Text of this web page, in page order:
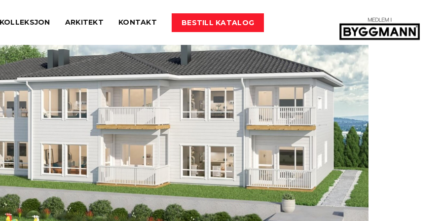
ARKITEKT KONTAKT BESTILL KATALOG